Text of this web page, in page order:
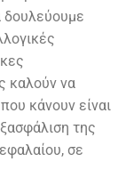
δουλεύουμε
καλούν να
κάνουν είναι
της
σε